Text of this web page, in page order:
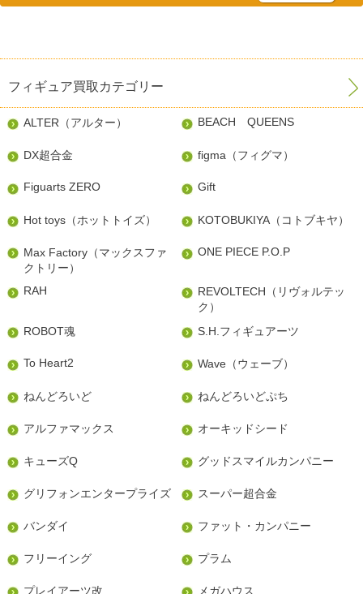
フィギュア買取カテゴリー
ALTER（アルター） BEACH QUEENS
DX超合金 figma（フィグマ）
Figuarts ZERO Gift
Hot toys（ホットトイズ） KOTOBUKIYA（コトブキヤ）
Max Factory（マックスファ
クトリー）
ONE PIECE P.O.P
RAH
REVOLTECH（リヴォルテッ
ク）
ROBOT魂
S.H.フィギュアーツ
To Heart2 Wave（ウェーブ）
ねんどろいど ねんどろいどぷち
アルファマックス オーキッドシード
キューズQ グッドスマイルカンパニー
グリフォンエンタープライズ スーパー超合金
バンダイ ファット・カンパニー
フリーイング プラム
プレイアーツ改 メガハウス